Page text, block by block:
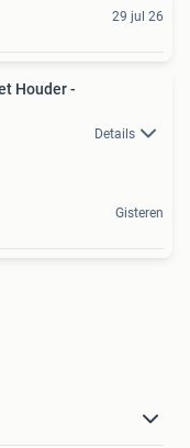
29 jul 26
Houder -
Details
Gisteren